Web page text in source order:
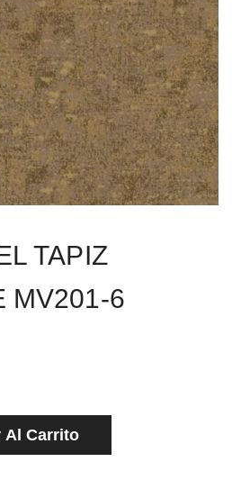
TAPIZ
MV201-6
Al Carrito